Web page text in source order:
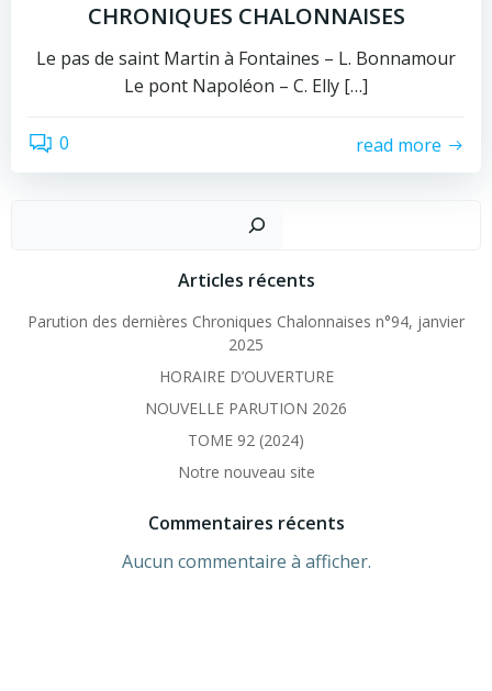
CHRONIQUES CHALONNAISES
Le pas de saint Martin à Fontaines – L. Bonnamour
Le pont Napoléon – C. Elly […]
0 read more
Articles récents
Parution des dernières Chroniques Chalonnaises n°94, janvier
2025
HORAIRE D’OUVERTURE
NOUVELLE PARUTION 2026
TOME 92 (2024)
Notre nouveau site
Commentaires récents
Aucun commentaire à afficher.